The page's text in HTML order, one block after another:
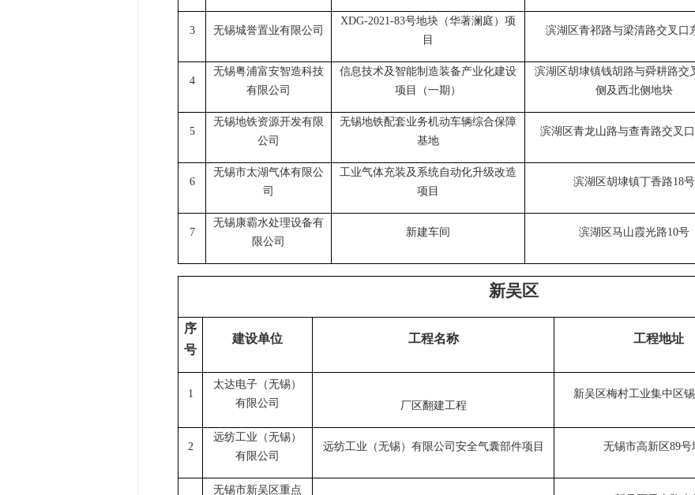
3 无锡城誉置业有限公司
XDG-2021-83号地块（华著澜庭）项
目
滨湖区青祁路与梁清路交叉口
4
无锡粤浦富安智造科技
有限公司
信息技术及智能制造装备产业化建设
项目（一期）
滨湖区胡埭镇钱胡路与舜耕路交
侧及西北侧地块
5
无锡地铁资源开发有限
公司
无锡地铁配套业务机动车辆综合保障
基地
滨湖区青龙山路与查青路交叉
6
无锡市太湖气体有限公
司
工业气体充装及系统自动化升级改造
项目
滨湖区胡埭镇丁香路18号
7
无锡康霸水处理设备有
限公司
新建车间 滨湖区马山霞光路10号
新吴区
序
号
建设单位 工程名称 工程地址
1
太达电子（无锡）
有限公司
厂区翻建工程
新吴区梅村工业集中区
2
远纺工业（无锡）
有限公司
远纺工业（无锡）有限公司安全气囊部件项目 无锡市高新区89号
无锡市新吴区重点